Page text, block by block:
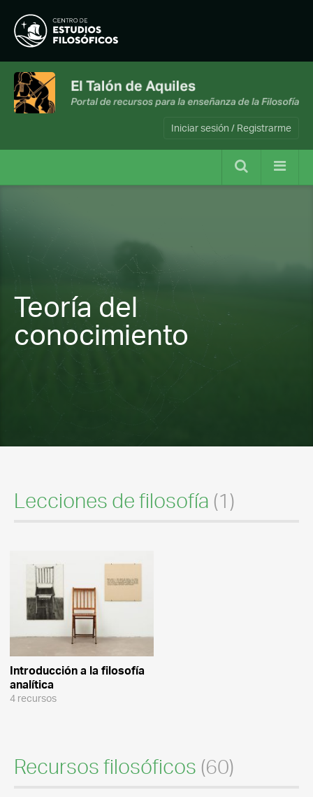
Iniciar sesión / Registrarme
Teoría del
conocimiento
Lecciones de filosofía (1)
Introducción a la filosofía
analítica
4 recursos
Recursos filosóficos (60)